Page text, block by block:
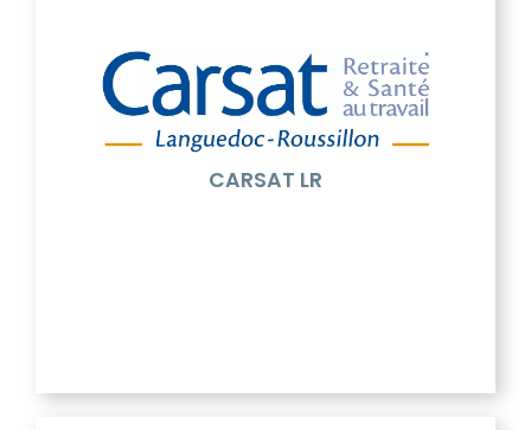
CARSAT LR
La Carsat Languedoc-Roussillon est un organisme
de Sécurité sociale à compétence régionale
Structure de droit privé exerçant une mission de
service public, elle intervient auprès des actifs, des
retraités et des entreprises de la région, au titre de
la retraite, de l'action sociale et de la gestion des
risques professionnels.